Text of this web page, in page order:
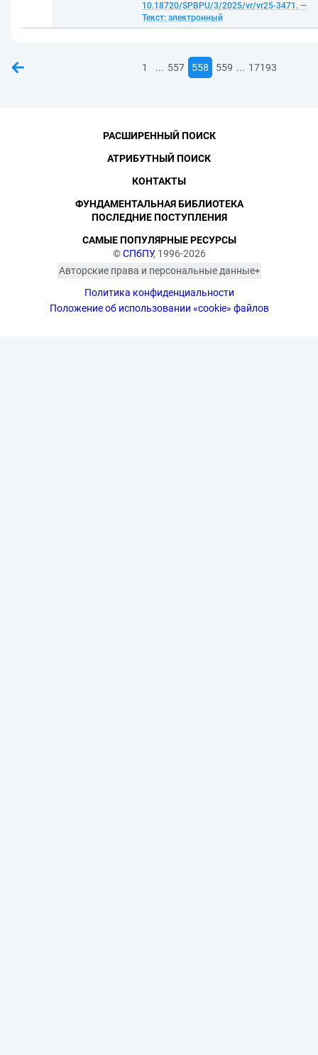
10.18720/SPBPU/3/2025/vr/vr25-3471. —
Текст: электронный
1 ... 557 558 559 ... 17193
©СПбПУ, 1996-2026
Авторские права и персональные данные
изображённых лиц в соответствии
с требованиями законодательства
Политика конфиденциальности
Положение об использовании «cookie» файлов
РАСШИРЕННЫЙ ПОИСК
АТРИБУТНЫЙ ПОИСК
КОНТАКТЫ
ФУНДАМЕНТАЛЬНАЯ БИБЛИОТЕКА
ПОСЛЕДНИЕ ПОСТУПЛЕНИЯ
САМЫЕ ПОПУЛЯРНЫЕ РЕСУРСЫ